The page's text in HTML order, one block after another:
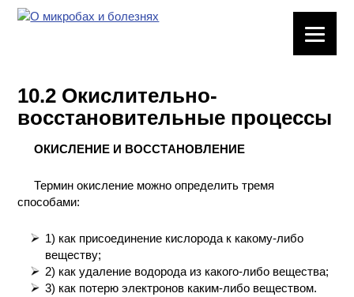
ХИМИЧЕСКАЯ
ПОСУДА
ХИМИИ
ХИМИЯ НА
10.2 Окислительно-
восстановительные процессы
ОКИСЛЕНИЕ И ВОССТAHОВЛЕНИЕ
Термин окисление можно определить тремя
способами:
1) как присоединение кислорода к какому-либо
веществу;
2) как удаление водорода из какого-либо вещества;
3) как потерю электронов каким-либо веществом.